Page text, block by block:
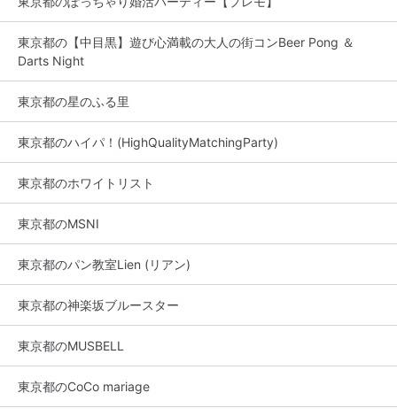
東京都の【中目黒】遊び心満載の大人の街コンBeer Pong ＆
Darts Night
東京都の星のふる里
東京都のハイパ！(HighQualityMatchingParty)
東京都のホワイトリスト
東京都のMSNI
東京都のパン教室Lien (リアン)
東京都の神楽坂ブルースター
東京都のMUSBELL
東京都のCoCo mariage